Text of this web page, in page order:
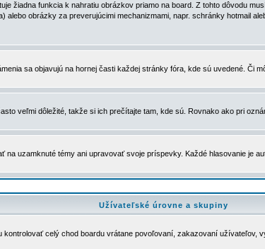
žiadna funkcia k nahratiu obrázkov priamo na board. Z tohto dôvodu
obrázky za preverujúcimi mechanizmami, napr. schránky hotmail
sa objavujú na hornej časti každej stránky fóra, kde sú uvedené. Či
veľmi dôležité, takže si ich prečítajte tam, kde sú. Rovnako ako pri
uzamknuté témy ani upravovať svoje príspevky. Každé hlasovanie je
Užívateľské úrovne a skupiny
celý chod boardu vrátane povoľovaní, zakazovaní